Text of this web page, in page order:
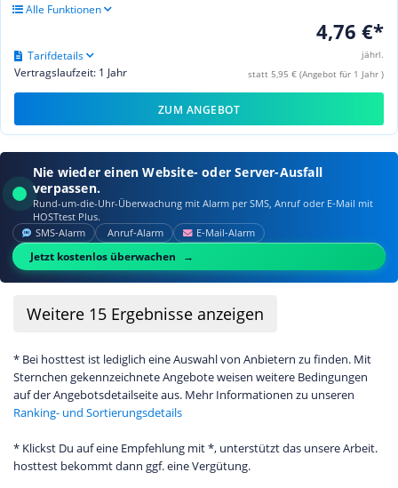
Alle Funktionen
4,76 €*
jährl.
statt 5,95 € (Angebot für 1 Jahr )
Vertragslaufzeit: 1 Jahr
Tarifdetails
ZUM ANGEBOT
Nie wieder einen Website- oder Server-Ausfall
verpassen.
Rund-um-die-Uhr-Überwachung mit Alarm per SMS, Anruf oder E‑Mail mit
HOSTtest Plus.
SMS‑Alarm Anruf‑Alarm E‑Mail‑Alarm
Jetzt kostenlos überwachen
Weitere 15 Ergebnisse anzeigen
* Bei hosttest ist lediglich eine Auswahl von Anbietern zu finden. Mit
Sternchen gekennzeichnete Angebote weisen weitere Bedingungen
auf der Angebotsdetailseite aus. Mehr Informationen zu unseren
Ranking- und Sortierungsdetails
* Klickst Du auf eine Empfehlung mit *, unterstützt das unsere Arbeit.
hosttest bekommt dann ggf. eine Vergütung.